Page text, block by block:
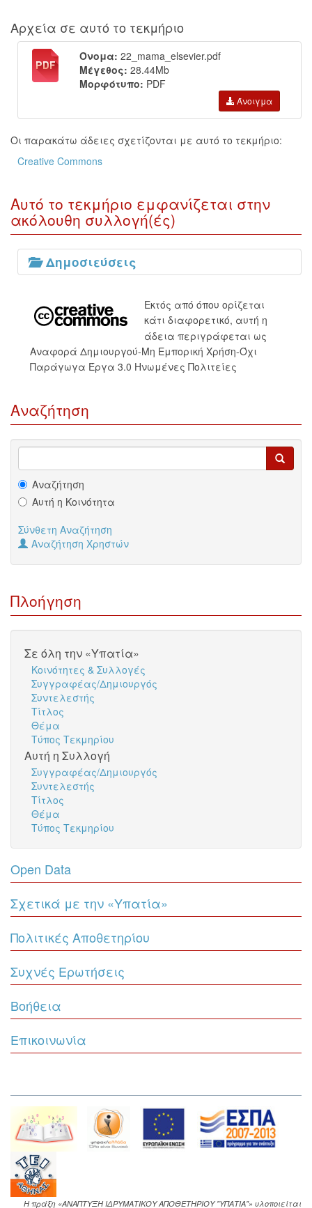
Αρχεία σε αυτό το τεκμήριο
Όνομα: 22_mama_elsevier.pdf
Μέγεθος: 28.44Mb
Μορφότυπο: PDF
Άνοιγμα
Οι παρακάτω άδειες σχετίζονται με αυτό το τεκμήριο:
Creative Commons
Αυτό το τεκμήριο εμφανίζεται στην
ακόλουθη συλλογή(ές)
Δημοσιεύσεις
Εκτός από όπου ορίζεται
κάτι διαφορετικό, αυτή η
άδεια περιγράφεται ως
Αναφορά Δημιουργού-Μη Εμπορική Χρήση-Όχι
Παράγωγα Έργα 3.0 Ηνωμένες Πολιτείες
Αναζήτηση
Αναζήτηση
Αυτή η Κοινότητα
Σύνθετη Αναζήτηση
Αναζήτηση Χρηστών
Πλοήγηση
Σε όλη την «Υπατία»
Κοινότητες & Συλλογές
Συγγραφέας/Δημιουργός
Συντελεστής
Τίτλος
Θέμα
Τύπος Τεκμηρίου
Αυτή η Συλλογή
Συγγραφέας/Δημιουργός
Συντελεστής
Τίτλος
Θέμα
Τύπος Τεκμηρίου
Open Data
Σχετικά με την «Υπατία»
Πολιτικές Αποθετηρίου
Συχνές Ερωτήσεις
Βοήθεια
Επικοινωνία
Η πράξη «ΑΝΑΠΤΥΞΗ ΙΔΡΥΜΑΤΙΚΟΥ ΑΠΟΘΕΤΗΡΙΟΥ "ΥΠΑΤΙΑ"» υλοποιείται